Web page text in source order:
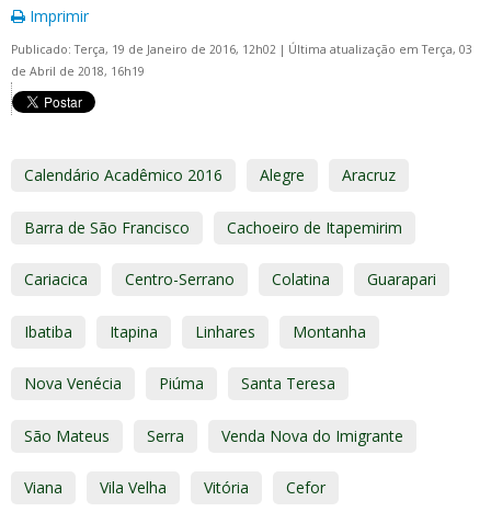
Imprimir
Publicado: Terça, 19 de Janeiro de 2016, 12h02 | Última atualização em Terça, 03
de Abril de 2018, 16h19
Calendário Acadêmico 2016 Alegre Aracruz
Barra de São Francisco Cachoeiro de Itapemirim
Cariacica Centro-Serrano Colatina Guarapari
Ibatiba Itapina Linhares Montanha
Nova Venécia Piúma Santa Teresa
São Mateus Serra Venda Nova do Imigrante
Viana Vila Velha Vitória Cefor